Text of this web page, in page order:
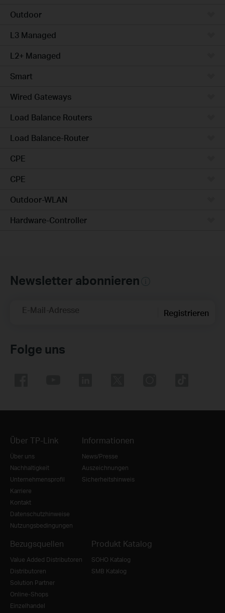
Outdoor
L3 Managed
L2+ Managed
Smart
Wired Gateways
Load Balance Routers
Load Balance-Router
CPE
CPE
Outdoor-WLAN
Hardware-Controller
Newsletter abonnieren
E-Mail-Adresse Registrieren
Folge uns
Über TP-Link
Über uns
Nachhaltigkeit
Unternehmensprofil
Karriere
Kontakt
Datenschutzhinweise
Nutzungsbedingungen
Informationen
News/Presse
Auszeichnungen
Sicherheitshinweis
Bezugsquellen
Value Added Distributoren
Distributoren
Solution Partner
Online-Shops
Einzelhandel
Produkt Katalog
SOHO Katalog
SMB Katalog